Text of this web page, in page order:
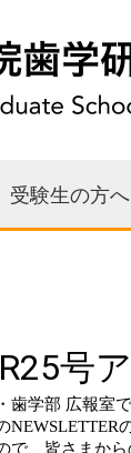
受験生の方へ